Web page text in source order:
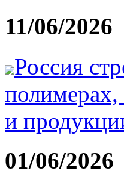
11/06/2026
Россия
полимерах,
и
01/06/2026